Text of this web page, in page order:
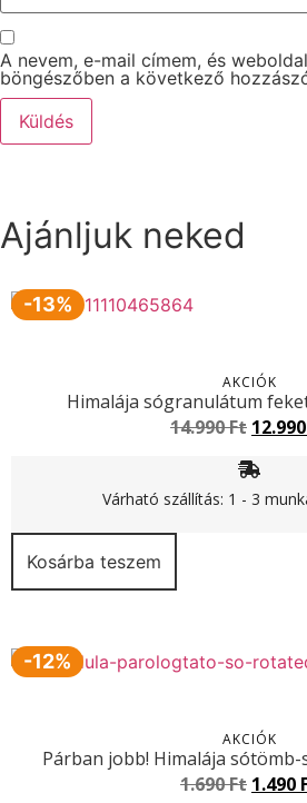
A nevem, e-mail címem, és
böngészőben a következő
Ajánljuk neked
-13%
AKCIÓK
Himalája sógranulátum
14.990Ft 12.990
Várható szállítás: 1 - 3
Kosárba teszem
-12%
AKCIÓK
Párban jobb! Himalája
1.690Ft 1.490